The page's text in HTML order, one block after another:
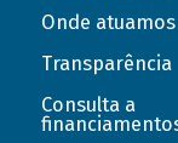
Onde atuamos
Transparência
Consulta a